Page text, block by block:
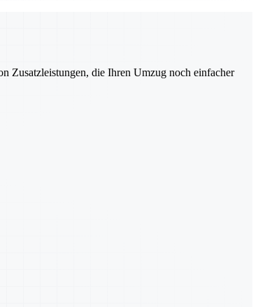
Zusatzleistungen, die Ihren Umzug noch einfacher